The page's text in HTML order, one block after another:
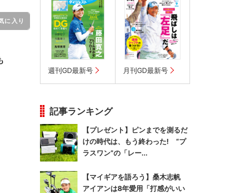
に入り
週刊GD最新号 月刊GD最新号
記事ランキング
【プレゼント】ピンまでを測るだ
けの時代は、もう終わった! “プ
ラスワン”の「レー...
【マイギアを語ろう】桑木志帆
アイアンは8年愛用「打感がいい